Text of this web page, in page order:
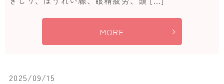
MORE
2025/09/15